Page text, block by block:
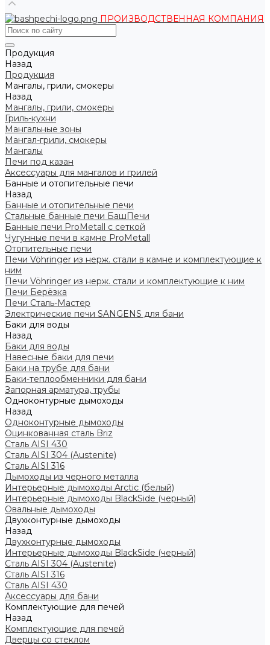
ПРОИЗВОДСТВЕННАЯ КОМПАНИЯ
Продукция
Назад
Продукция
Мангалы, грили, смокеры
Назад
Мангалы, грили, смокеры
Гриль-кухни
Мангальные зоны
Мангал-грили, смокеры
Мангалы
Печи под казан
Аксессуары для мангалов и грилей
Банные и отопительные печи
Назад
Банные и отопительные печи
Стальные банные печи БашПечи
Банные печи ProMetall с сеткой
Чугунные печи в камне ProMetall
Отопительные печи
Печи Vöhringer из нерж. стали в камне и комплектующие к
ним
Печи Vöhringer из нерж. стали и комплектующие к ним
Печи Берёзка
Печи Сталь-Мастер
Электрические печи SANGENS для бани
Баки для воды
Назад
Баки для воды
Навесные баки для печи
Баки на трубе для бани
Баки-теплообменники для бани
Запорная арматура, трубы
Одноконтурные дымоходы
Назад
Одноконтурные дымоходы
Оцинкованная сталь Briz
Сталь AISI 430
Сталь AISI 304 (Austenite)
Сталь AISI 316
Дымоходы из черного металла
Интерьерные дымоходы Arctic (белый)
Интерьерные дымоходы BlackSide (черный)
Овальные дымоходы
Двухконтурные дымоходы
Назад
Двухконтурные дымоходы
Интерьерные дымоходы BlackSide (черный)
Сталь AISI 304 (Austenite)
Сталь AISI 316
Сталь AISI 430
Аксессуары для бани
Комплектующие для печей
Назад
Комплектующие для печей
Дверцы со стеклом